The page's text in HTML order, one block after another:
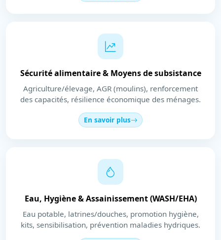
Sécurité alimentaire & Moyens de subsistance
Agriculture/élevage, AGR (moulins), renforcement
des capacités, résilience économique des ménages.
En savoir plus
Eau, Hygiène & Assainissement (WASH/EHA)
Eau potable, latrines/douches, promotion hygiène,
kits, sensibilisation, prévention maladies hydriques.